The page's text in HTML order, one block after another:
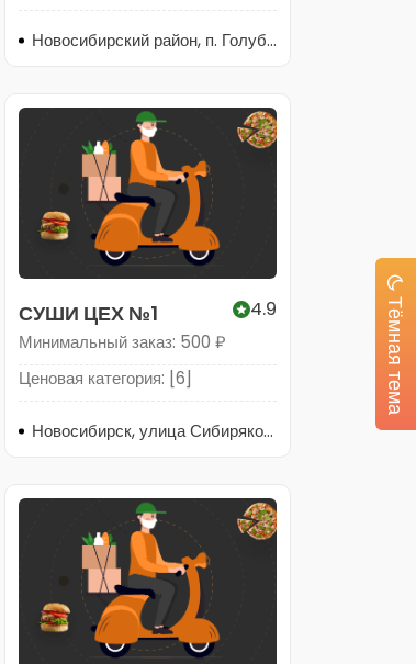
Новосибирский район, п. Голубой залив, тер. с/п Приморье. д.2
СУШИ ЦЕХ №1 4.9
Минимальный заказ: 500 ₽
Ценовая категория: [6]
Новосибирск, улица Сибиряков-Гвардейцев, 55к1
Тёмная тема